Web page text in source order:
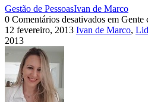
Gestão de PessoasIvan de Marco
0 Comentários desativados em Gente
12 fevereiro, 2013 Ivan de Marco,
2013